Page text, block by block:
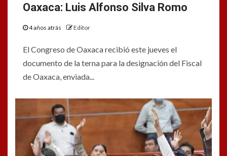
Oaxaca: Luis Alfonso Silva Romo
4 años atrás Editor
El Congreso de Oaxaca recibió este jueves el
documento de la terna para la designación del Fiscal
de Oaxaca, enviada...